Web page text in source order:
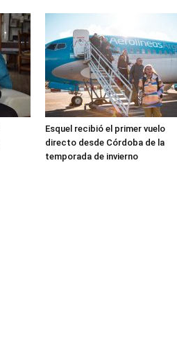
Esquel recibió el primer vuelo
directo desde Córdoba de la
temporada de invierno